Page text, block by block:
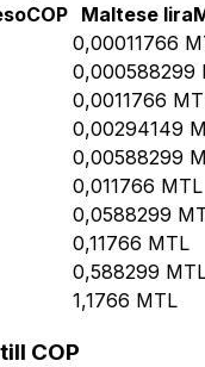
COP Maltese lira
0,00011766
0,000588299
0,0011766
0,00294149
0,00588299
0,011766 MTL
0,0588299
0,11766 MTL
0,588299
1,1766 MTL
COP